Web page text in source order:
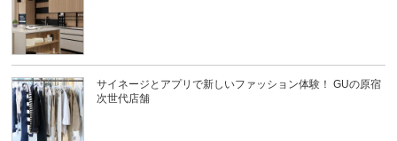
サイネージとアプリで新しいファッション体験！ GUの原宿
次世代店舗